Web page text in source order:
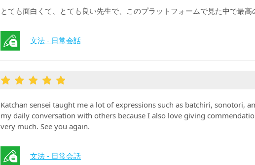
とても面白くて、とても良い先生で、このプラットフォームで見た中で最
文法 - 日常会話
Katchan sensei taught me a lot of expressions such as batchiri, sonotori,
my daily conversation with others because I also love giving
very much. See you again.
文法 - 日常会話